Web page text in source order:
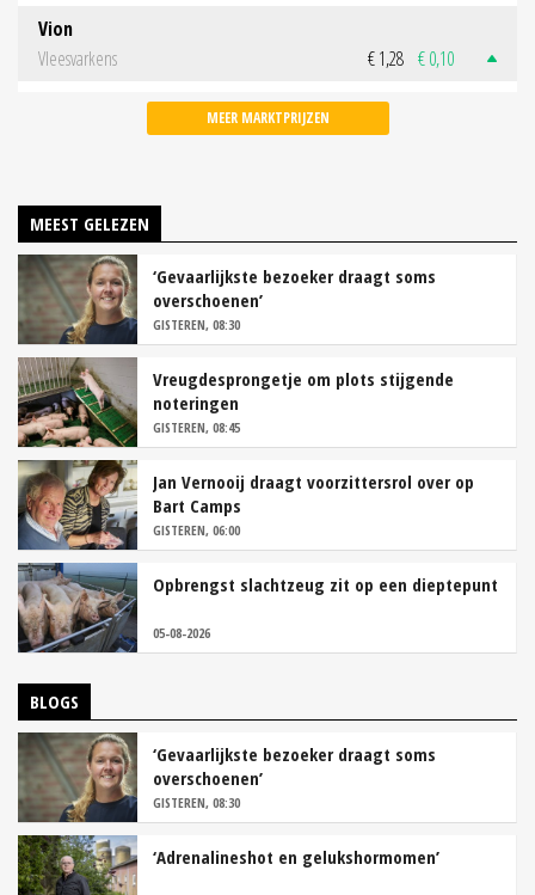
Vion
Vleesvarkens
€ 1,28 € 0,10
MEER MARKTPRIJZEN
MEEST GELEZEN
‘Gevaarlijkste bezoeker draagt soms
overschoenen’
GISTEREN, 08:30
Vreugdesprongetje om plots stijgende
noteringen
GISTEREN, 08:45
Jan Vernooij draagt voorzittersrol over op
Bart Camps
GISTEREN, 06:00
Opbrengst slachtzeug zit op een dieptepunt
05-08-2026
BLOGS
‘Gevaarlijkste bezoeker draagt soms
overschoenen’
GISTEREN, 08:30
‘Adrenalineshot en gelukshormomen’